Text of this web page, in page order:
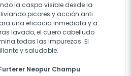
la caspa visible desde la
picores y acción anti
una eficacia inmediata y a
lavado, el cuero cabelludo
todas las impurezas. El
y saludable.
Neopur Champu